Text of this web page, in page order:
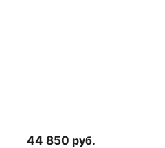
44 850 руб.